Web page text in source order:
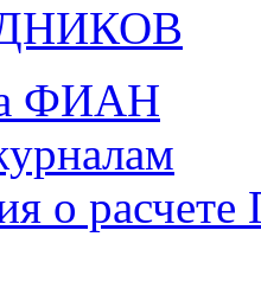
ФИАН
о